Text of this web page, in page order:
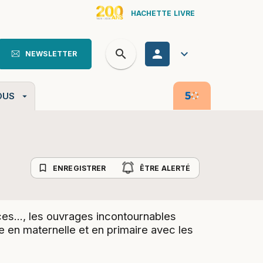
HACHETTE LIVRE
NEWSLETTER search personn keyboard_arrow_down
arrow_drop_down
search
bookmark_border ENREGISTRER ÊTRE ALERTÉ
les ouvrages incontournables
maternelle et en primaire avec les